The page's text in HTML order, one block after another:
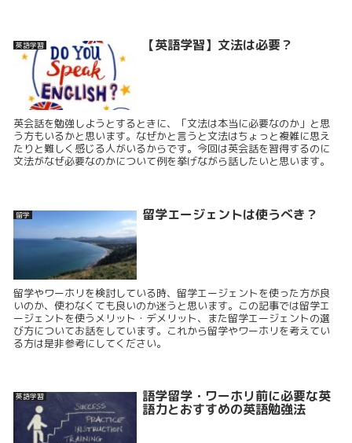
英語学習 【英語学習】文法は必要？
英会話を勉強しようとするときに、「文法は本当に必要なのか」と思
う方もいるかと思います。なぜかと言うと文法はちょっと複雑に思え
たりと難しく感じる人がいるからです。今回は英会話を習得するのに
文法がなぜ必要なのかについて例を挙げながら話したいと思います。
留学 留学エージェントは使うべき？
留学やワーホリを検討している時、留学エージェントを使った方が良
いのか、使わなくても良いのか迷うと思います。この記事では留学エ
ージェントを使うメリット・デメリット、また留学エージェントの選
び方についてお話をしています。これから留学やワーホリを考えてい
る方は是非参考にしてください。
英語学習 語学留学・ワーホリ前に必要な英
語力とおすすめの英語勉強法